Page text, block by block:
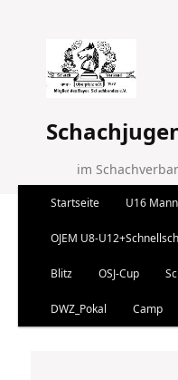
im
Zum Inhalt wechseln
Zum sekundären
Startseite U16
OJEM U8-
Blitz OSJ-Cup
DWZ_Pokal Camp